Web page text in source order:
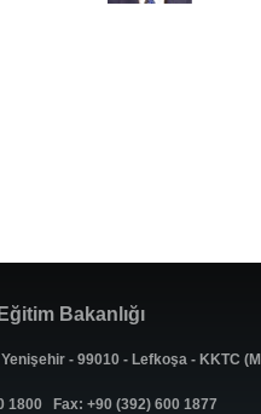
Bakanlığı
- 99010 - Lefkoşa - KKTC
1800 Fax: +90 (392) 600 1877